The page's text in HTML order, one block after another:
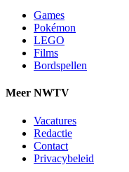
Games
Pokémon
LEGO
Films
Bordspellen
Meer NWTV
Vacatures
Redactie
Contact
Privacybeleid